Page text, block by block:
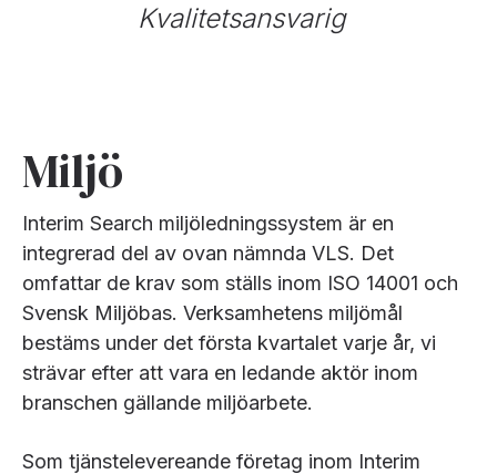
Kvalitetsansvarig
Miljö
Interim Search miljöledningssystem är en
integrerad del av ovan nämnda VLS. Det
omfattar de krav som ställs inom ISO 14001 och
Svensk Miljöbas. Verksamhetens miljömål
bestäms under det första kvartalet varje år, vi
strävar efter att vara en ledande aktör inom
branschen gällande miljöarbete.
Som tjänstelevereande företag inom Interim